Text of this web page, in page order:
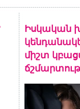
Իսկական
միշտ